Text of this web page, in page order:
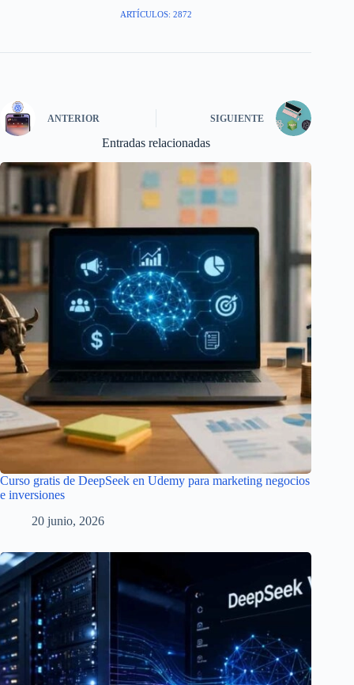
ARTÍCULOS: 2872
ANTERIOR SIGUIENTE
Entradas relacionadas
Curso gratis de DeepSeek en Udemy para marketing negocios
e inversiones
20 junio, 2026